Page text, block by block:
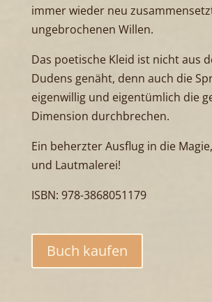
immer wieder neu
ungebrochenen Willen.
Das poetische Kleid ist nicht aus
Dudens genäht, denn auch die
eigenwillig und eigentümlich die
Dimension durchbrechen.
Ein beherzter Ausflug in die
und Lautmalerei!
ISBN: 978-3868051179
Buch kaufen